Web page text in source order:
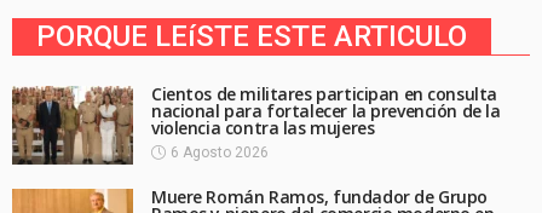
PORQUE LEíSTE ESTE ARTICULO
Cientos de militares participan en consulta
nacional para fortalecer la prevención de la
violencia contra las mujeres
6 Agosto 2026
Muere Román Ramos, fundador de Grupo